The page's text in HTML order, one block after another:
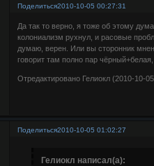
Поделиться2010-10-05 00:27:31
Да так то верно, я тоже об этому
колониализм рухнул, и расовые
думаю, верен. Или вы сторонник
говорит там полно пар
Отредактировано Гелиокл (2010-10-
Поделиться2010-10-05 01:02:27
Гелиокл написал(а):